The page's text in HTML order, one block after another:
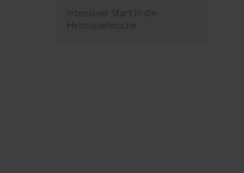
Intensiver Start in die
Heimspielwoche